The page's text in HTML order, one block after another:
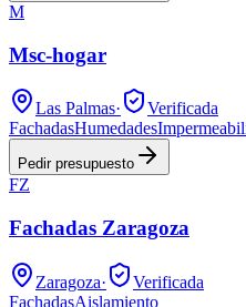
M
Msc-hogar
Las Palmas·
Verificada
FachadasHumedades
Pedir presupuesto
FZ
Fachadas Zaragoza
Zaragoza·
Verificada
FachadasAislamiento